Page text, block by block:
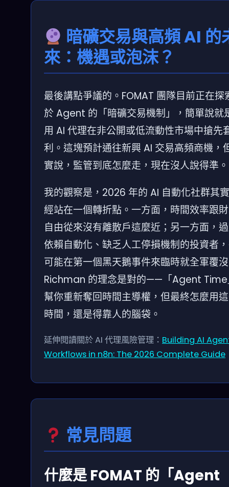
暗礦交易與高頻 AI 的
來：機遇或泡沫？
最後講點爭議的。FOMAT 團隊目前正在探
於 Agent 的「暗礦交易機制」，簡單說就
用 AI 代理在非公開或低流動性市場中搶先
利。這塊預計通往新興 AI 交易高頻商機，
實說，監管到底怎麼走，現在沒人說得準。
我的觀察是，2026 年的 AI 自動化社群其
經站在一個轉折點。一方面，時間效率跟
自由從來沒有離散戶這麼近；另一方面，
依賴自動化、缺乏人工停損機制的投資者
可能在第一個黑天鵝事件來臨時就全軍覆
Richman 的理念是對的——「Agent
幫你重新奪回時間主導權，但最終怎麼用
時間，還是得靠人的腦袋。
延伸閱讀關於 AI 代理風險管理： Building AI
Workflows in n8n: The 2026 Complete Guide
常見問題
什麼是 FOMAT 的「Agent